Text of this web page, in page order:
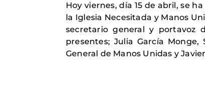
Hoy viernes, día 15 de abril, se
la Iglesia Necesitada y Manos
secretario general y portavoz
presentes; Julia García Monge,
General de Manos Unidas y